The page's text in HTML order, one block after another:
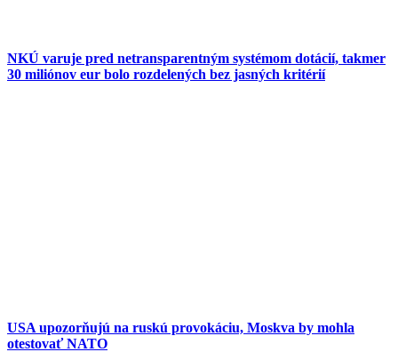
NKÚ varuje pred netransparentným systémom dotácií, takmer
30 miliónov eur bolo rozdelených bez jasných kritérií
USA upozorňujú na ruskú provokáciu, Moskva by mohla
otestovať NATO